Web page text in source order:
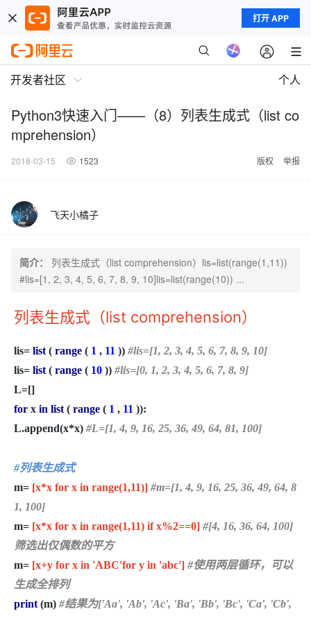
打开 APP
开发者社区 个人
Python3快速入门——（8）列表生成式（list co
mprehension）
2018-03-15 1523 版权 举报
飞天小橘子
简介：
列表生成式（list comprehension）lis=list(range(1,11))
#lis=[1, 2, 3, 4, 5, 6, 7, 8, 9, 10]lis=list(range(10)) ...
列表生成式（list comprehension）
lis= list ( range ( 1 , 11 )) #lis=[1, 2, 3, 4, 5, 6, 7, 8, 9, 10]
lis= list ( range ( 10 )) #lis=[0, 1, 2, 3, 4, 5, 6, 7, 8, 9]
L=[]
for x in list ( range ( 1 , 11 )):
L.append(x*x) #L=[1, 4, 9, 16, 25, 36, 49, 64, 81, 100]
#列表生成式
m= [x*x for x in range(1,11)] #m=[1, 4, 9, 16, 25, 36, 49, 64, 8
1, 100]
m= [x*x for x in range(1,11) if x%2==0] #[4, 16, 36, 64, 100]
筛选出仅偶数的平方
m= [x+y for x in 'ABC'for y in 'abc'] #使用两层循环，可以
生成全排列
print (m) #结果为['Aa', 'Ab', 'Ac', 'Ba', 'Bb', 'Bc', 'Ca', 'Cb',